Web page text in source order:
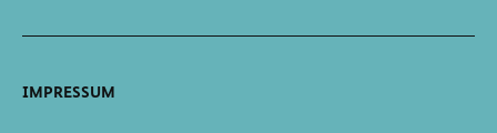
IMPRESSUM